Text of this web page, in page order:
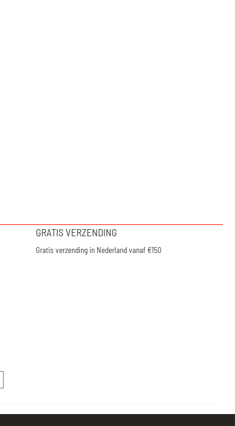
GRATIS VERZENDING
Gratis verzending in Nederland vanaf €150